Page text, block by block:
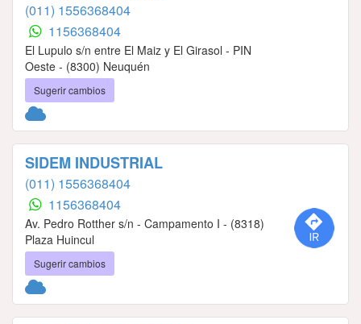
(011) 1556368404
1156368404
El Lupulo s/n entre El Maiz y El Girasol - PIN
Oeste - (8300) Neuquén
Sugerir cambios
SIDEM INDUSTRIAL
(011) 1556368404
1156368404
Av. Pedro Rotther s/n - Campamento I - (8318)
Plaza Huincul
Sugerir cambios